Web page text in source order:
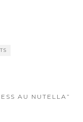
AU NUTELLA”